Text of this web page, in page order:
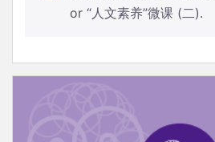
or “人文素养”微课 (二).